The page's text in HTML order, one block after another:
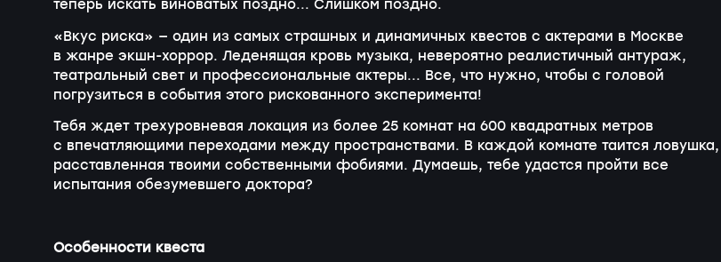
теперь искать виноватых поздно... Слишком поздно.
«Вкус риска» — один из самых страшных и динамичных квестов с актерами в Москве
в жанре экшн-хоррор. Леденящая кровь музыка, невероятно реалистичный антураж,
театральный свет и профессиональные актеры... Все, что нужно, чтобы с головой
погрузиться в события этого рискованного эксперимента!
Тебя ждет трехуровневая локация из более 25 комнат на 600 квадратных метров
с впечатляющими переходами между пространствами. В каждой комнате таится ловушка,
расставленная твоими собственными фобиями. Думаешь, тебе удастся пройти все
испытания обезумевшего доктора?
Особенности квеста